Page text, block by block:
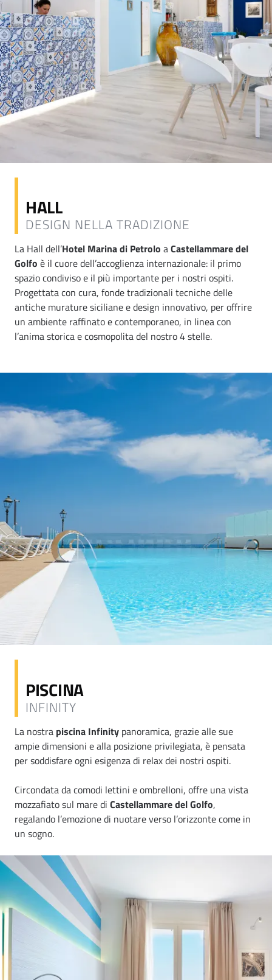
HALL
DESIGN NELLA TRADIZIONE
La Hall dell’Hotel Marina di Petrolo aCastellammare del
Golfo è il cuore dell’accoglienza internazionale: il primo
spazio condiviso e il più importante per i nostri ospiti.
Progettata con cura, fonde tradizionali tecniche delle
antiche murature siciliane e design innovativo, per offrire
un ambiente raffinato e contemporaneo, in linea con
l’anima storica e cosmopolita del nostro 4 stelle.
PISCINA
INFINITY
La nostra piscina Infinity panoramica, grazie alle sue
ampie dimensioni e alla posizione privilegiata, è pensata
per soddisfare ogni esigenza di relax dei nostri ospiti.
Circondata da comodi lettini e ombrelloni, offre una vista
mozzafiato sul mare di Castellammare del Golfo,
regalando l’emozione di nuotare verso l’orizzonte come in
un sogno.